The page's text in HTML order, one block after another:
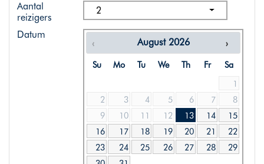
Aantal
reizigers
2
Datum
August 2026
Su Mo Tu We Th Fr
Sa
1
2
3 4 5 6 7
8
9
10 11 12 13 14
15
16
17 18 19 20 21
22
23
24 25 26 27 28
29